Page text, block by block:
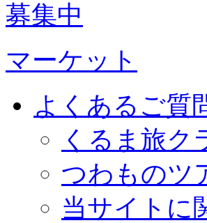
募集中
マーケット
よくあるご質
くるま旅ク
つわものツ
当サイトに